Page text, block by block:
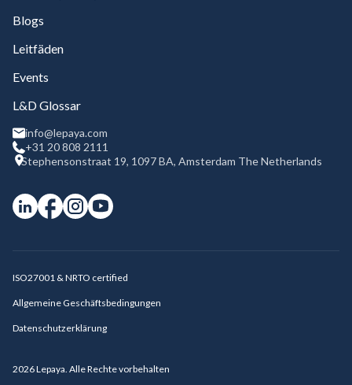
Blogs
Leitfäden
Events
L&D Glossar
info@lepaya.com
+31 20 808 2111
Stephensonstraat 19, 1097 BA, Amsterdam The Netherlands
2026Lepaya. Alle Rechte vorbehalten
ISO27001 & NRTO certified
Allgemeine Geschäftsbedingungen
Datenschutzerklärung